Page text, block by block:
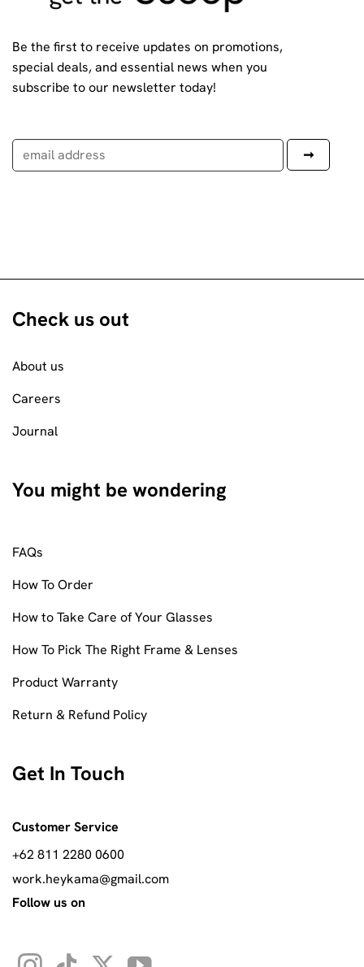
Be the first to receive updates on promotions,
special deals, and essential news when you
subscribe to our newsletter today!
Check us out
About us
Careers
Journal
You might be wondering
FAQs
How To Order
How to Take Care of Your Glasses
How To Pick The Right Frame & Lenses
Product Warranty
Return & Refund Policy
Get In Touch
Customer Service
+62 811 2280 0600
work.heykama@gmail.com
Follow us on